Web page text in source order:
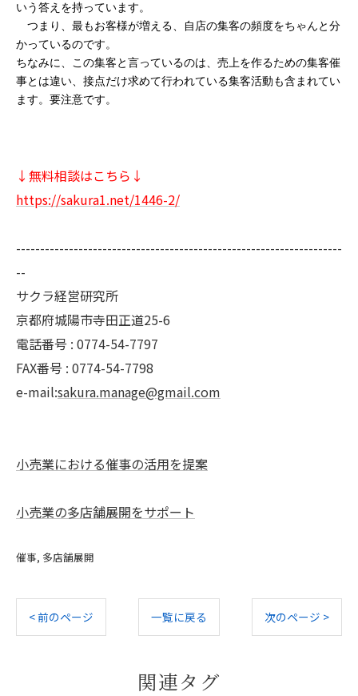
いう答えを持っています。
つまり、最もお客様が増える、自店の集客の頻度をちゃんと分
かっているのです。
ちなみに、この集客と言っているのは、売上を作るための集客催
事とは違い、接点だけ求めて行われている集客活動も含まれてい
ます。要注意です。
↓無料相談はこちら↓
https://sakura1.net/1446-2/
--------------------------------------------------------------------
--
サクラ経営研究所
京都府城陽市寺田正道25-6
電話番号 : 0774-54-7797
FAX番号 : 0774-54-7798
e-mail:sakura.manage@gmail.com
小売業における催事の活用を提案
小売業の多店舗展開をサポート
催事 多店舗展開
< 前のページ 一覧に戻る 次のページ >
関連タグ